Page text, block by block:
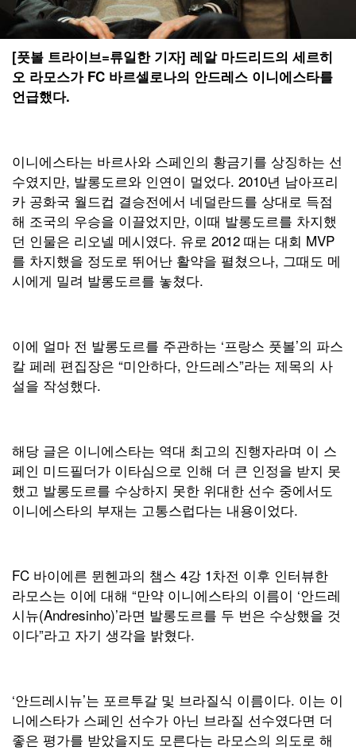
[풋볼 트라이브=류일한 기자] 레알 마드리드의 세르히
오 라모스가 FC 바르셀로나의 안드레스 이니에스타를
언급했다.
이니에스타는 바르사와 스페인의 황금기를 상징하는 선
수였지만, 발롱도르와 인연이 멀었다. 2010년 남아프리
카 공화국 월드컵 결승전에서 네덜란드를 상대로 득점
해 조국의 우승을 이끌었지만, 이때 발롱도르를 차지했
던 인물은 리오넬 메시였다. 유로 2012 때는 대회 MVP
를 차지했을 정도로 뛰어난 활약을 펼쳤으나, 그때도 메
시에게 밀려 발롱도르를 놓쳤다.
이에 얼마 전 발롱도르를 주관하는 ‘프랑스 풋볼’의 파스
칼 페레 편집장은 “미안하다, 안드레스”라는 제목의 사
설을 작성했다.
해당 글은 이니에스타는 역대 최고의 진행자라며 이 스
페인 미드필더가 이타심으로 인해 더 큰 인정을 받지 못
했고 발롱도르를 수상하지 못한 위대한 선수 중에서도
이니에스타의 부재는 고통스럽다는 내용이었다.
FC 바이에른 뮌헨과의 챔스 4강 1차전 이후 인터뷰한
라모스는 이에 대해 “만약 이니에스타의 이름이 ‘안드레
시뉴(Andresinho)’라면 발롱도르를 두 번은 수상했을 것
이다”라고 자기 생각을 밝혔다.
‘안드레시뉴’는 포르투갈 및 브라질식 이름이다. 이는 이
니에스타가 스페인 선수가 아닌 브라질 선수였다면 더
좋은 평가를 받았을지도 모른다는 라모스의 의도로 해